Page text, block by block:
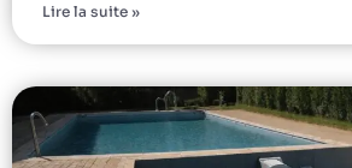
Lire la suite »